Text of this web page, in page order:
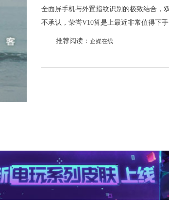
全面屏手机与外置指纹识别的极致结合，
不承认，荣誉V10算是上最近非常值得下手
推荐阅读： 企媒在线